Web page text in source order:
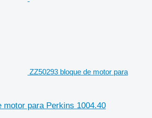
ZZ50293 bloque de motor para
motor para Perkins 1004.40